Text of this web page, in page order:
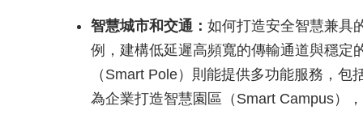
智慧城市和交通： 如何打造安全智慧兼具
例，建構低延遲高頻寬的傳輸通道與穩定
（Smart Pole）則能提供多功能服務，
為企業打造智慧園區（Smart Campus）